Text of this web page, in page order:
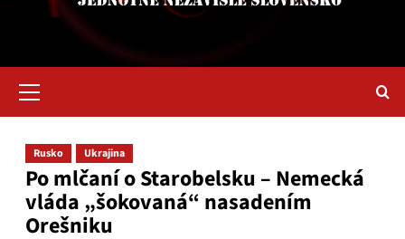
Menu
Rusko Ukrajina
Po mlčaní o Starobelsku – Nemecká
vláda „šokovaná“ nasadením
Orešniku